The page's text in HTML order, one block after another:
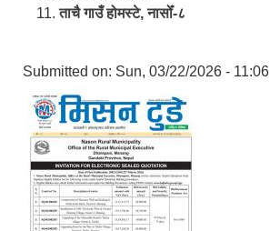
ताचै गाउँ होमस्टे, नासोँ-८
Submitted on: Sun, 03/22/2026 - 11:06